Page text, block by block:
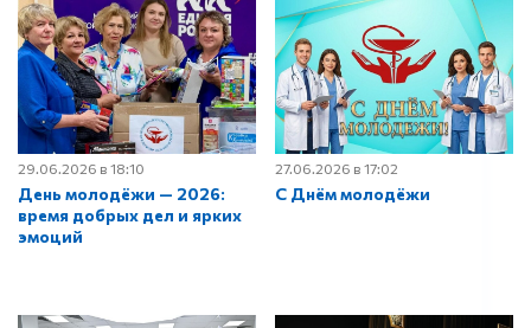
29.06.2026 в 18:10
День молодёжи — 2026:
время добрых дел и ярких
эмоций
27.06.2026 в 17:02
С Днём молодёжи